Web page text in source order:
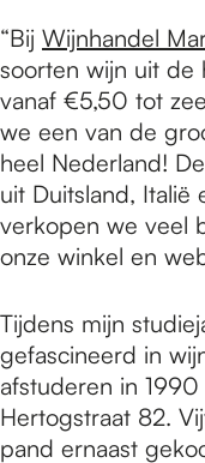
“Bij Wijnhandel
soorten wijn uit de
vanaf €5,50 tot
we een van de
heel Nederland!
uit Duitsland, Italië
verkopen we veel
onze winkel en
Tijdens mijn
gefascineerd in
afstuderen in
Hertogstraat 82.
pand ernaast